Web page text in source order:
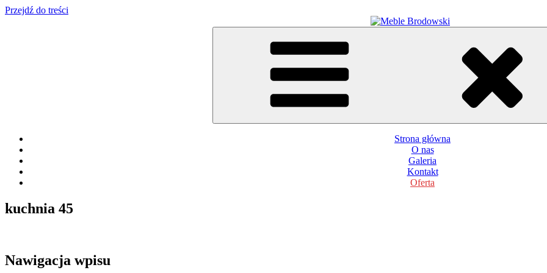
Przejdź do treści
Strona główna
O nas
Galeria
Kontakt
Oferta
kuchnia 45
Nawigacja wpisu